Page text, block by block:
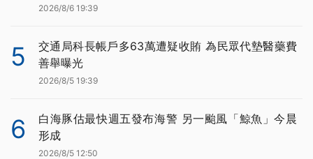
2026/8/6 19:39
5
交通局科長帳戶多63萬遭疑收賄 為民眾代墊醫藥費
善舉曝光
2026/8/5 19:39
6
白海豚估最快週五發布海警 另一颱風「鯨魚」今晨
形成
2026/8/5 12:50